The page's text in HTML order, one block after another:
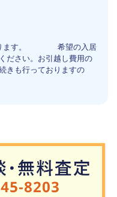
かります。 希望の入居
ださい。お引越し費用の
きも行っておりますの